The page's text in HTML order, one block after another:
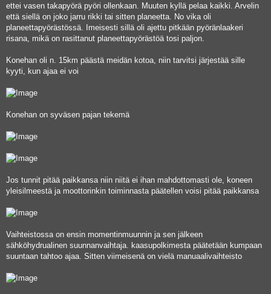
ettei vasen takapyörä pyöri ollenkaan. Muuten kyllä pelaa kaikki. Arvelin
että siellä on joko jarru rikki tai sitten planeetta. No vika oli
planeettapyörästössä. Imeisesti sillä oli ajettu pitkään pyöränlaakeri
risana, mikä on rasittanut planeettapyörästöä tosi paljon.
Konehan oli n. 15km päästä meidän kotoa, niin tarvitsi järjestää sille
kyyti, kun ajaa ei voi
Konehan on syväsen pajan tekemä
Jos tunnit pitää paikkansa niin niitä ei ihan mahdottomasti ole, koneen
yleisilmeestä ja moottorinkin toiminnasta päätellen voisi pitää paikkansa
Vaihteistossa on ensin momentinmuunnin ja sen jälkeen
sähköhydrualinen suunnanvaihtaja. kaasupolkimesta päätetään kumpaan
suuntaan tahtoo ajaa. Sitten viimeisenä on vielä manuaalivaihteisto